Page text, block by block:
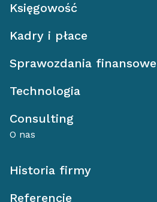
Księgowość
Kadry i płace
Sprawozdania finansowe
Technologia
Consulting
O nas
Historia firmy
Referencje